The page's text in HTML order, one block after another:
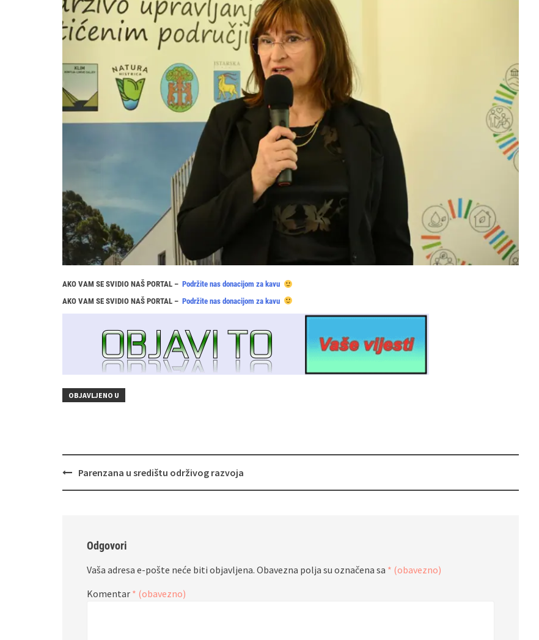
AKO VAM SE SVIDIO NAŠ PORTAL – Podržite nas donacijom za kavu
AKO VAM SE SVIDIO NAŠ PORTAL – Podržite nas donacijom za kavu
OBJAVLJENO U
Navigacija
Parenzana u središtu održivog razvoja
Odgovori
Vaša adresa e-pošte neće biti objavljena. Obavezna polja su označena sa * (obavezno)
Komentar * (obavezno)